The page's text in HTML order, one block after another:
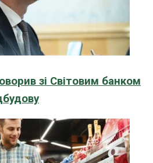
зі Світовим банком